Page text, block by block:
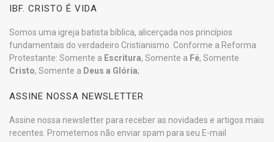
IBF. CRISTO É VIDA
Somos uma igreja batista bíblica, alicerçada nos princípios
fundamentais do verdadeiro Cristianismo. Conforme a Reforma
Protestante: Somente a Escritura, Somente a Fé, Somente
Cristo, Somente a Deus a Glória;
ASSINE NOSSA NEWSLETTER
Assine nossa newsletter para receber as novidades e artigos mais
recentes. Prometemos não enviar spam para seu E-mail